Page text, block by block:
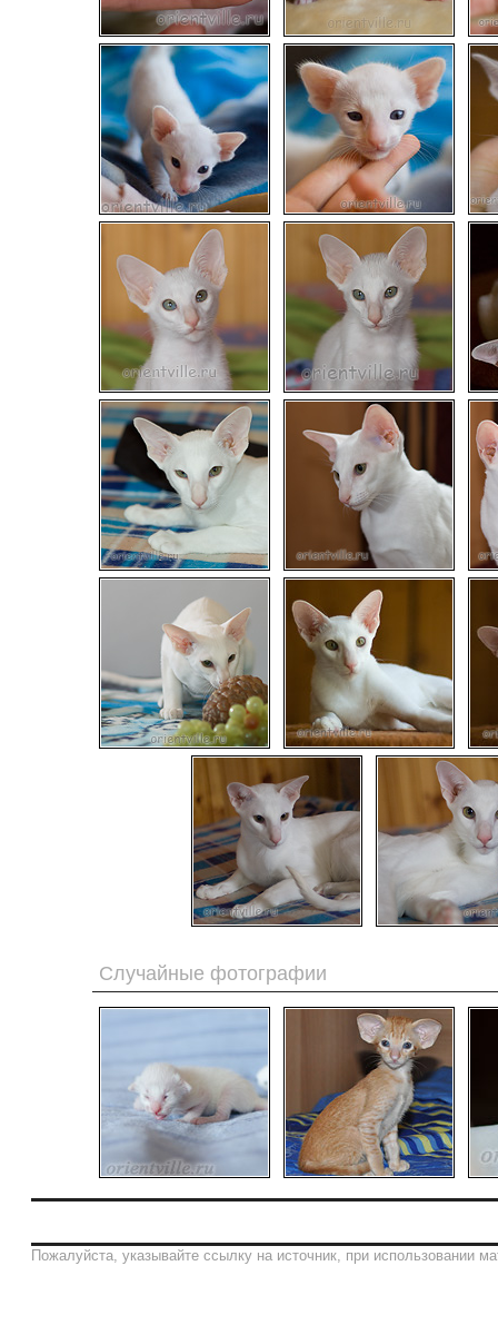
Случайные фотографии
Пожалуйста, указывайте ссылку на источник, при использовании